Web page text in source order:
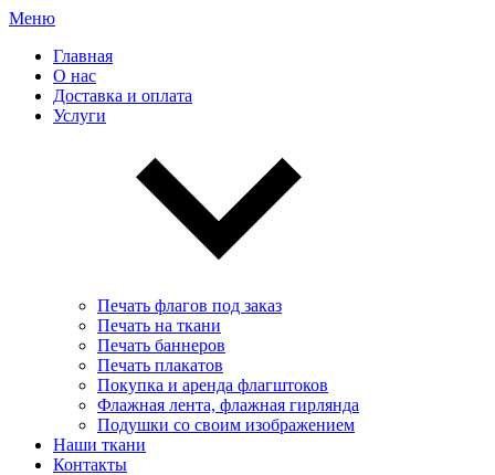
Меню
Главная
О нас
Доставка и оплата
Услуги
Печать флагов под заказ
Печать на ткани
Печать баннеров
Печать плакатов
Покупка и аренда флагштоков
Флажная лента, флажная гирлянда
Подушки со своим изображением
Наши ткани
Контакты